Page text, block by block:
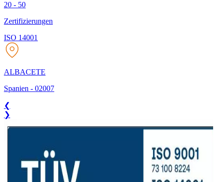
20 - 50
Zertifizierungen
ISO 14001
ALBACETE
Spanien - 02007
❮
❯